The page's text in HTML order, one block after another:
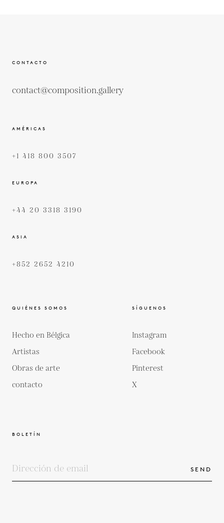
CONTACTO
contact@composition.gallery
AMÉRICAS
+1 418 800 3507
EUROPA
+44 20 3318 3190
ASIA
+852 2652 4210
QUIÉNES SOMOS
Hecho en Bélgica
Artistas
Obras de arte
contacto
SÍGUENOS
Instagram
Facebook
Pinterest
X
BOLETÍN
SEND